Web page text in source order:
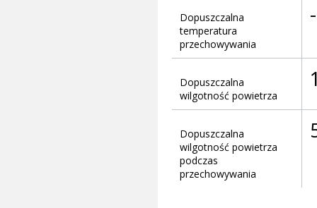
Dopuszczalna
temperatura
przechowywania
Dopuszczalna
wilgotność powietrza
Dopuszczalna
wilgotność powietrza
podczas
przechowywania